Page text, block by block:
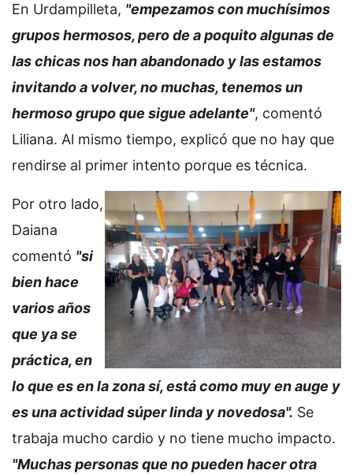
En Urdampilleta, "empezamos con muchísimos
grupos hermosos, pero de a poquito algunas de
las chicas nos han abandonado y las estamos
invitando a volver, no muchas, tenemos un
hermoso grupo que sigue adelante", comentó
Liliana. Al mismo tiempo, explicó que no hay que
rendirse al primer intento porque es técnica.
Por otro lado,
Daiana
comentó "si
bien hace
varios años
que ya se
práctica, en
lo que es en la zona sí, está como muy en auge y
es una actividad súper linda y novedosa". Se
trabaja mucho cardio y no tiene mucho impacto.
"Muchas personas que no pueden hacer otra